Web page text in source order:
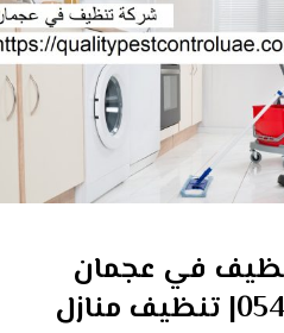
في عجمان